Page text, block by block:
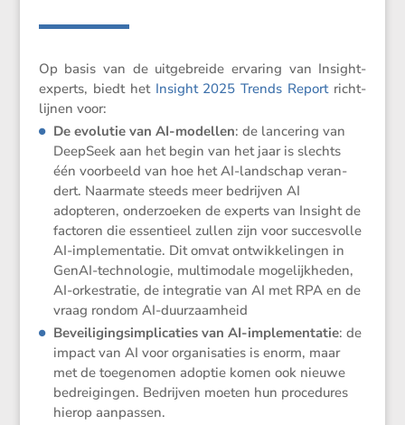
Op basis van de uitge­breide ervaring van Insight-
experts, biedt het Insight 2025 Trends Reportricht­
lijnen voor:
De evolutie van AI-modellen: de lance­ring van
DeepSeek aan het begin van het jaar is slechts
één voorbeeld van hoe het AI-landschap veran­
dert. Naarmate steeds meer bedrijven AI
adopteren, onder­zoeken de experts van Insight de
factoren die essen­tieel zullen zijn voor succes­volle
AI-imple­men­tatie. Dit omvat ontwik­ke­lingen in
GenAI-techno­logie, multi­mo­dale mogelijk­heden,
AI-orkestratie, de integratie van AI met RPA en de
vraag rondom AI-duurzaamheid
Bevei­li­gings­im­pli­ca­ties van AI-imple­men­tatie: de
impact van AI voor organi­sa­ties is enorm, maar
met de toege­nomen adoptie komen ook nieuwe
bedrei­gingen. Bedrijven moeten hun proce­dures
hierop aanpassen.